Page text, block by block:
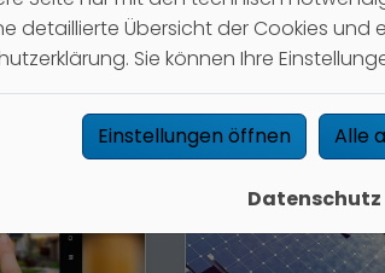
Weiterlesen
detaillierte Übersicht der Cookies
Sie können Ihre
Einstellungen öffnen Alle
Datenschutz